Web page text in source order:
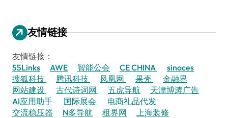
友情链接
友情链接：
55Links
AWE 智能公会 CE CHINA
sinoces
搜狐科技
腾讯科技 凤凰网 果壳
金融界
网站建设
古代诗词网 五虎导航
天津博涛广告
AI应用助手
国际展会
电商礼品代发
交流稳压器
N多导航 租界网 上海装修